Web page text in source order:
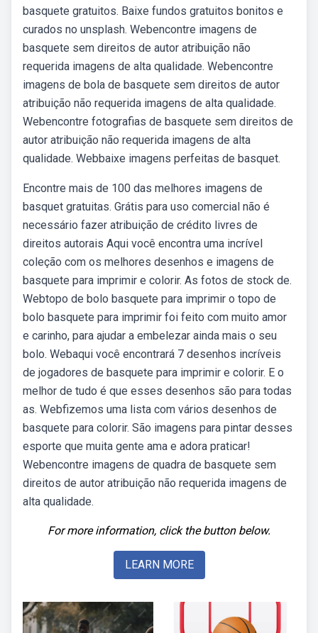
basquete gratuitos. Baixe fundos gratuitos bonitos e
curados no unsplash. Webencontre imagens de
basquete sem direitos de autor atribuição não
requerida imagens de alta qualidade. Webencontre
imagens de bola de basquete sem direitos de autor
atribuição não requerida imagens de alta qualidade.
Webencontre fotografias de basquete sem direitos de
autor atribuição não requerida imagens de alta
qualidade. Webbaixe imagens perfeitas de basquet.
Encontre mais de 100 das melhores imagens de
basquet gratuitas. Grátis para uso comercial não é
necessário fazer atribuição de crédito livres de
direitos autorais Aqui você encontra uma incrível
coleção com os melhores desenhos e imagens de
basquete para imprimir e colorir. As fotos de stock de.
Webtopo de bolo basquete para imprimir o topo de
bolo basquete para imprimir foi feito com muito amor
e carinho, para ajudar a embelezar ainda mais o seu
bolo. Webaqui você encontrará 7 desenhos incríveis
de jogadores de basquete para imprimir e colorir. E o
melhor de tudo é que esses desenhos são para todas
as. Webfizemos uma lista com vários desenhos de
basquete para colorir. São imagens para pintar desses
esporte que muita gente ama e adora praticar!
Webencontre imagens de quadra de basquete sem
direitos de autor atribuição não requerida imagens de
alta qualidade.
For more information, click the button below.
LEARN MORE